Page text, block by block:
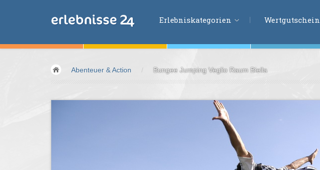
Erlebniskategorien
Fliegen &Gleiten
Action
Fitness
Trinken
Gesundheit
Wertgutschein
Abenteuer & Action / Bungee Jumping Veglio Raum Biella